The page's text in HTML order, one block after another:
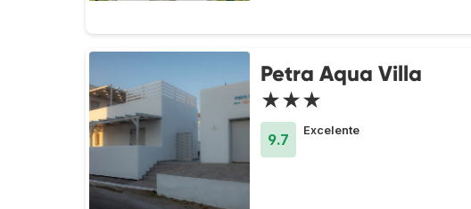
Petra Aqua Villa
★★★
9.7
Excelente